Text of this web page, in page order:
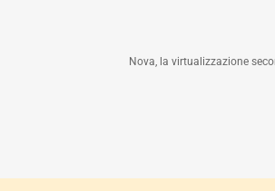
Nova, la virtualizzazione